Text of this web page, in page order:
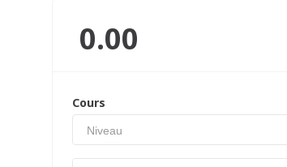
0.00
Cours
Niveau